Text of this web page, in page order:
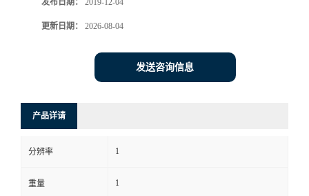
系
方
发布日期： 2019-12-04
更新日期： 2026-08-04
发送咨询信息
产品详请
分辨率 1
重量 1